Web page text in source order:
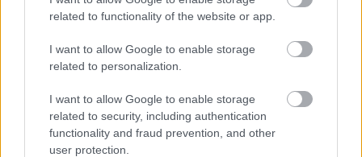
related to functionality of the website or app.
I want to allow Google to enable storage
related to personalization.
I want to allow Google to enable storage
related to security, including authentication
functionality and fraud prevention, and other
user protection.
HIRDETÉS
Paks II.: Mit jelent az 5. blokk új
mérföldköve a felülvizsgálat
árnyékában?